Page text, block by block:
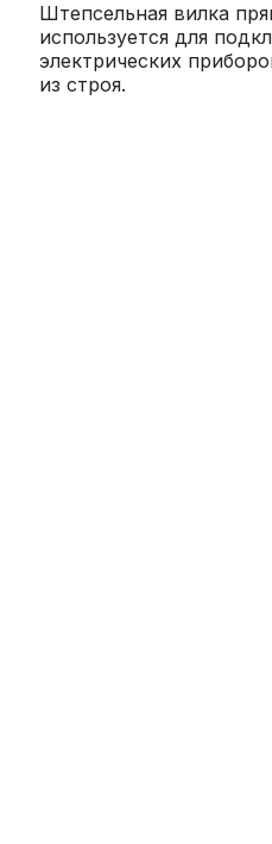
Штепсельная вилка
используется для
электрических
из строя.